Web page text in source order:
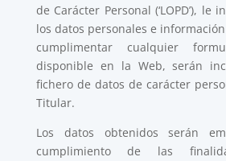
de Carácter Personal (‘LOPD’), le
los datos personales e
cumplimentar cualquier
disponible en la Web, serán
fichero de datos de carácter
Titular.
Los datos obtenidos serán
cumplimiento de las